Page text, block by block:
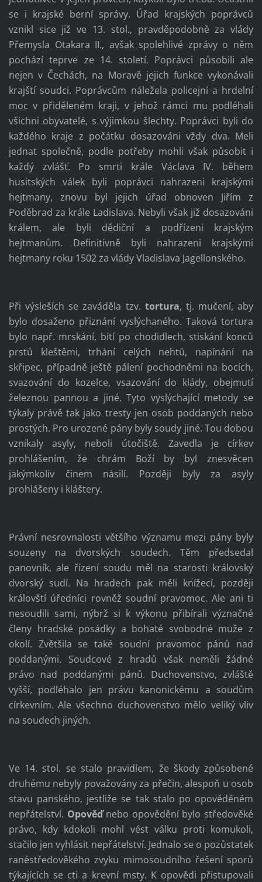
se i krajské berní správy. Úřad krajských poprávců
vznikl sice již ve 13. stol., pravděpodobně za vlády
Přemysla Otakara II., avšak spolehlivé zprávy o něm
pochází teprve ze 14. století. Poprávci působili ale
nejen v Čechách, na Moravě jejich funkce vykonávali
krajští soudci. Poprávcům náležela policejní a hrdelní
moc v přiděleném kraji, v jehož rámci mu podléhali
všichni obyvatelé, s výjimkou šlechty. Poprávci byli do
každého kraje z počátku dosazováni vždy dva. Meli
jednat společně, podle potřeby mohli však působit i
každý zvlášť. Po smrti krále Václava IV. během
husitských válek byli poprávci nahrazeni krajskými
hejtmany, znovu byl jejich úřad obnoven Jiřím z
Poděbrad za krále Ladislava. Nebyli však již dosazováni
králem, ale byli dědiční a podřízeni krajským
hejtmanům. Definitivně byli nahrazeni krajskými
hejtmany roku 1502 za vlády Vladislava Jagellonského.
Při výsleších se zaváděla tzv. tortura, tj. mučení, aby
bylo dosaženo přiznání vyslýchaného. Taková tortura
bylo např. mrskání, bití po chodidlech, stiskání konců
prstů kleštěmi, trhání celých nehtů, napínání na
skřipec, případně ještě pálení pochodněmi na bocích,
svazování do kozelce, vsazování do klády, obejmutí
železnou pannou a jiné. Tyto vyslýchající metody se
týkaly právě tak jako tresty jen osob poddaných nebo
prostých. Pro urozené pány byly soudy jiné. Tou dobou
vznikaly asyly, neboli útočiště. Zavedla je církev
prohlášením, že chrám Boží by byl znesvěcen
jakýmkoliv činem násilí. Později byly za asyly
prohlášeny i kláštery.
Právní nesrovnalosti většího významu mezi pány byly
souzeny na dvorských soudech. Těm předsedal
panovník, ale řízení soudu měl na starosti královský
dvorský sudí. Na hradech pak měli knížecí, později
královští úředníci rovněž soudní pravomoc. Ale ani ti
nesoudili sami, nýbrž si k výkonu přibírali význačné
členy hradské posádky a bohaté svobodné muže z
okolí. Zvětšila se také soudní pravomoc pánů nad
poddanými. Soudcové z hradů však neměli žádné
právo nad poddanými pánů. Duchovenstvo, zvláště
vyšší, podléhalo jen právu kanonickému a soudům
církevním. Ale všechno duchovenstvo mělo veliký vliv
na soudech jiných.
Ve 14. stol. se stalo pravidlem, že škody způsobené
druhému nebyly považovány za přečin, alespoň u osob
stavu panského, jestliže se tak stalo po opověděném
nepřátelství. Opověďnebo opovědění bylo středověké
právo, kdy kdokoli mohl vést válku proti komukoli,
stačilo jen vyhlásit nepřátelství. Jednalo se o pozůstatek
raněstředověkého zvyku mimosoudního řešení sporů
týkajících se cti a krevní msty. K opovědi přistupovali